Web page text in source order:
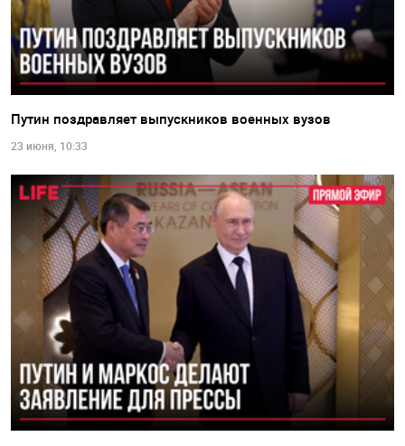
Путин поздравляет выпускников военных вузов
23 июня, 10:33